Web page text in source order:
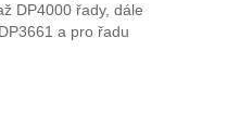
DP4000 řady, dále
a pro řadu